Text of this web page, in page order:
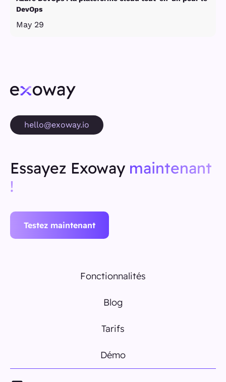
DevOps
May 29
hello@exoway.io
Essayez Exoway maintenant
!
Testez maintenant
Fonctionnalités
Blog
Tarifs
Démo